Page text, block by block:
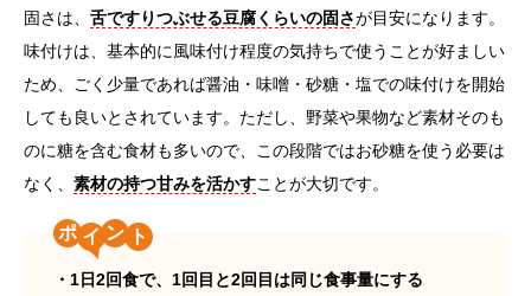
固さは、 舌ですりつぶせる豆腐くらいの固さが目安になります。
味付けは、基本的に風味付け程度の気持ちで使うことが好ましい
ため、ごく少量であれば醤油・味噌・砂糖・塩での味付けを開始
しても良いとされています。ただし、野菜や果物など素材そのも
のに糖を含む食材も多いので、この段階ではお砂糖を使う必要は
なく、 素材の持つ甘みを活かすことが大切です。
ポ ン
・1日2回食で、1回目と2回目は同じ食事量にする